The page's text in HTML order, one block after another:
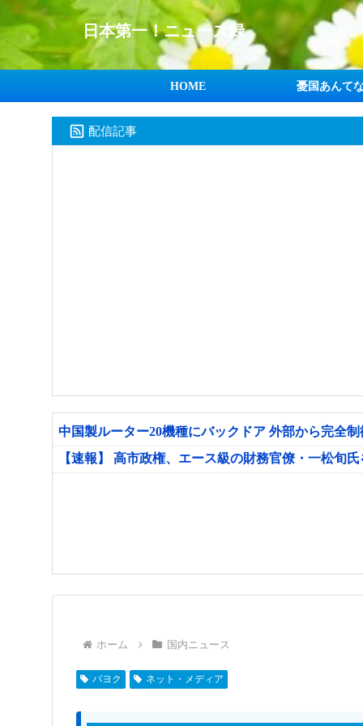
日本第一！ニュース録
HOME 憂国あんて
配信記事
中国製ルーター20機種にバックドア 外部から完全
【速報】 高市政権、エース級の財務官僚・一松旬
ホーム 国内ニュース
パヨク ネット・メディア